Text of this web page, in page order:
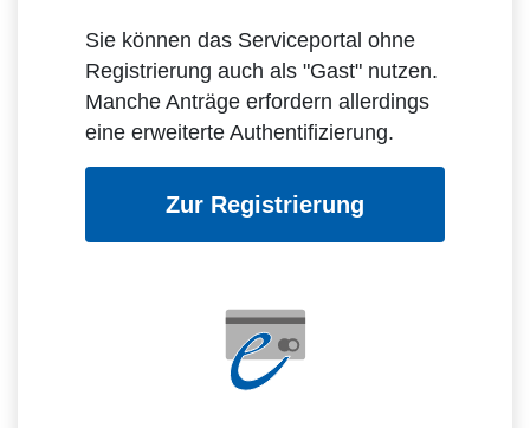
Sie können das Serviceportal ohne
Registrierung auch als "Gast" nutzen.
Manche Anträge erfordern allerdings
eine erweiterte Authentifizierung.
Zur Registrierung